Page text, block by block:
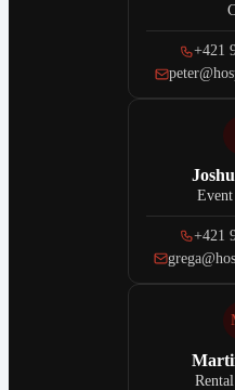
+421
Event
+421